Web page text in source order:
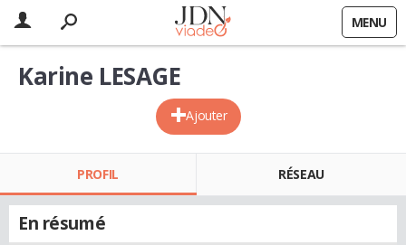
MENU
Ajouter
Karine LESAGE
PROFIL RÉSEAU
En résumé